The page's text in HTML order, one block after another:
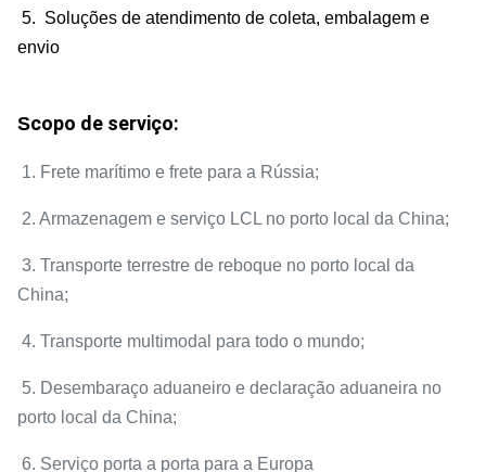
5. Soluções de atendimento de coleta, embalagem e
envio
Scopo de serviço:
1. Frete marítimo e frete para a Rússia;
2. Armazenagem e serviço LCL no porto local da China;
3. Transporte terrestre de reboque no porto local da
China;
4. Transporte multimodal para todo o mundo;
5. Desembaraço aduaneiro e declaração aduaneira no
porto local da China;
6. Serviço porta a porta para a Europa